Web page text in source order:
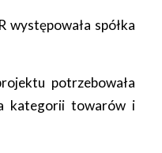
występowała spółka
potrzebowała
kategorii towarów i